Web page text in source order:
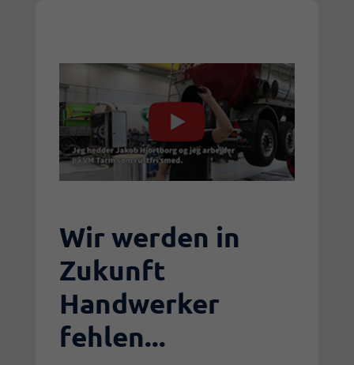
Wir werden in
Zukunft
Handwerker
fehlen...